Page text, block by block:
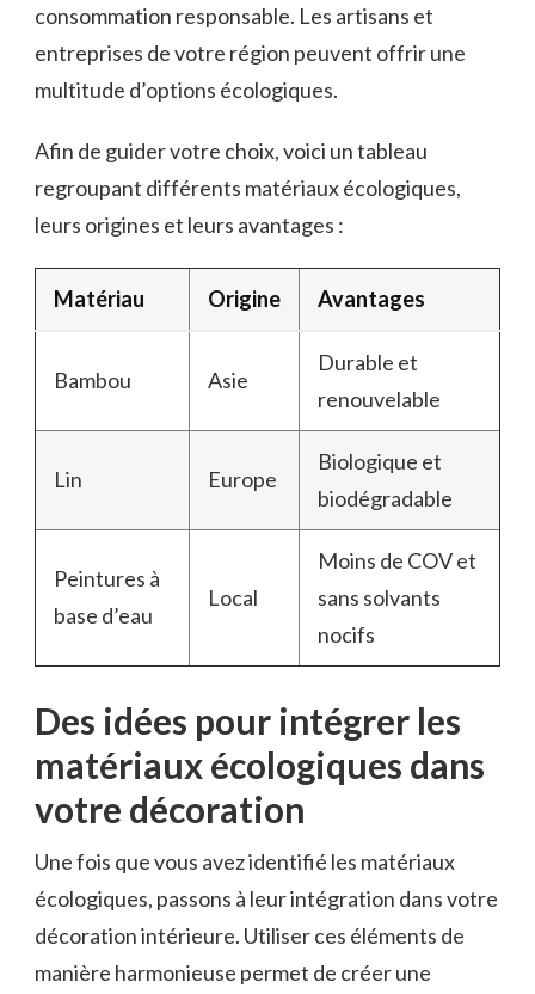
consommation responsable. Les artisans et
entreprises de votre région peuvent offrir une
multitude d’options écologiques.
Afin de guider votre choix, voici un tableau
regroupant différents matériaux écologiques,
leurs origines et leurs avantages :
Matériau Origine Avantages
Bambou Asie
Durable et
renouvelable
Lin Europe
Biologique et
biodégradable
Peintures à
base d’eau
Local
Moins de COV et
sans solvants
nocifs
Des idées pour intégrer les
matériaux écologiques dans
votre décoration
Une fois que vous avez identifié les matériaux
écologiques, passons à leur intégration dans votre
décoration intérieure. Utiliser ces éléments de
manière harmonieuse permet de créer une